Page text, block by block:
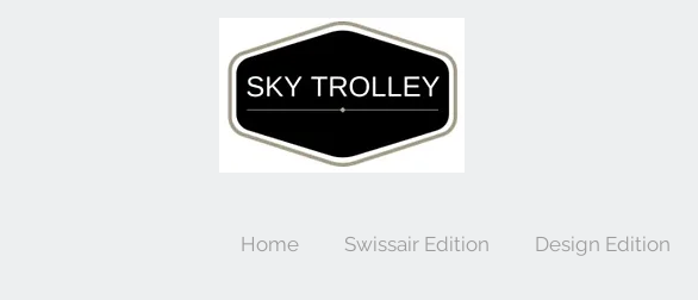
Home Swissair Edition Design Edition